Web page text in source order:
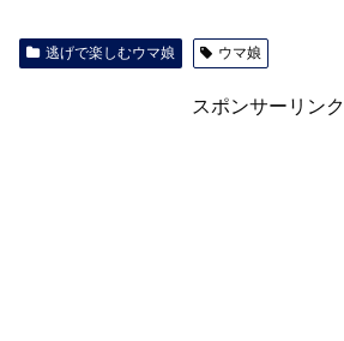
逃げで楽しむウマ娘 ウマ娘
スポンサーリンク